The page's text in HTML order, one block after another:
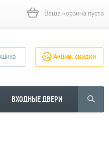
Ваша корзина пуста
Акции, скидки
ВХОДНЫЕ ДВЕРИ